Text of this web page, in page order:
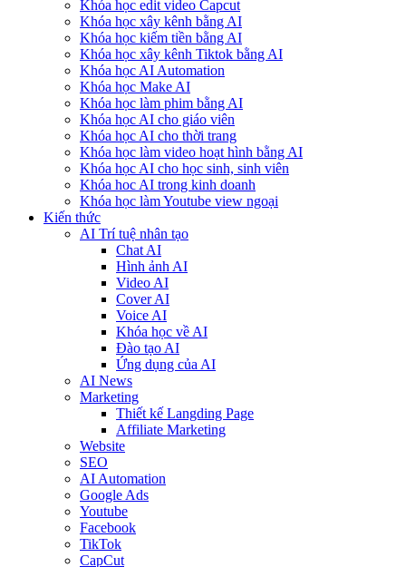
Khóa học edit video Capcut
Khóa học xây kênh bằng AI
Khóa học kiếm tiền bằng AI
Khóa học xây kênh Tiktok bằng AI
Khóa học AI Automation
Khóa học Make AI
Khóa học làm phim bằng AI
Khóa học AI cho giáo viên
Khóa học AI cho thời trang
Khóa học làm video hoạt hình bằng AI
Khóa học AI cho học sinh, sinh viên
Khóa hoc AI trong kinh doanh
Khóa học làm Youtube view ngoại
Kiến thức
AI Trí tuệ nhân tạo
Chat AI
Hình ảnh AI
Video AI
Cover AI
Voice AI
Khóa học về AI
Đào tạo AI
Ứng dụng của AI
AI News
Marketing
Thiết kế Langding Page
Affiliate Marketing
Website
SEO
AI Automation
Google Ads
Youtube
Facebook
TikTok
CapCut